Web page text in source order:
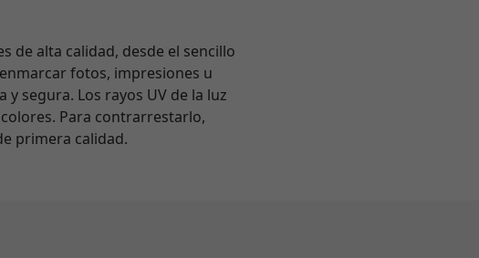
de alta calidad, desde el sencillo
fotos, impresiones u
segura. Los rayos UV de la luz
Para contrarrestarlo,
primera calidad.